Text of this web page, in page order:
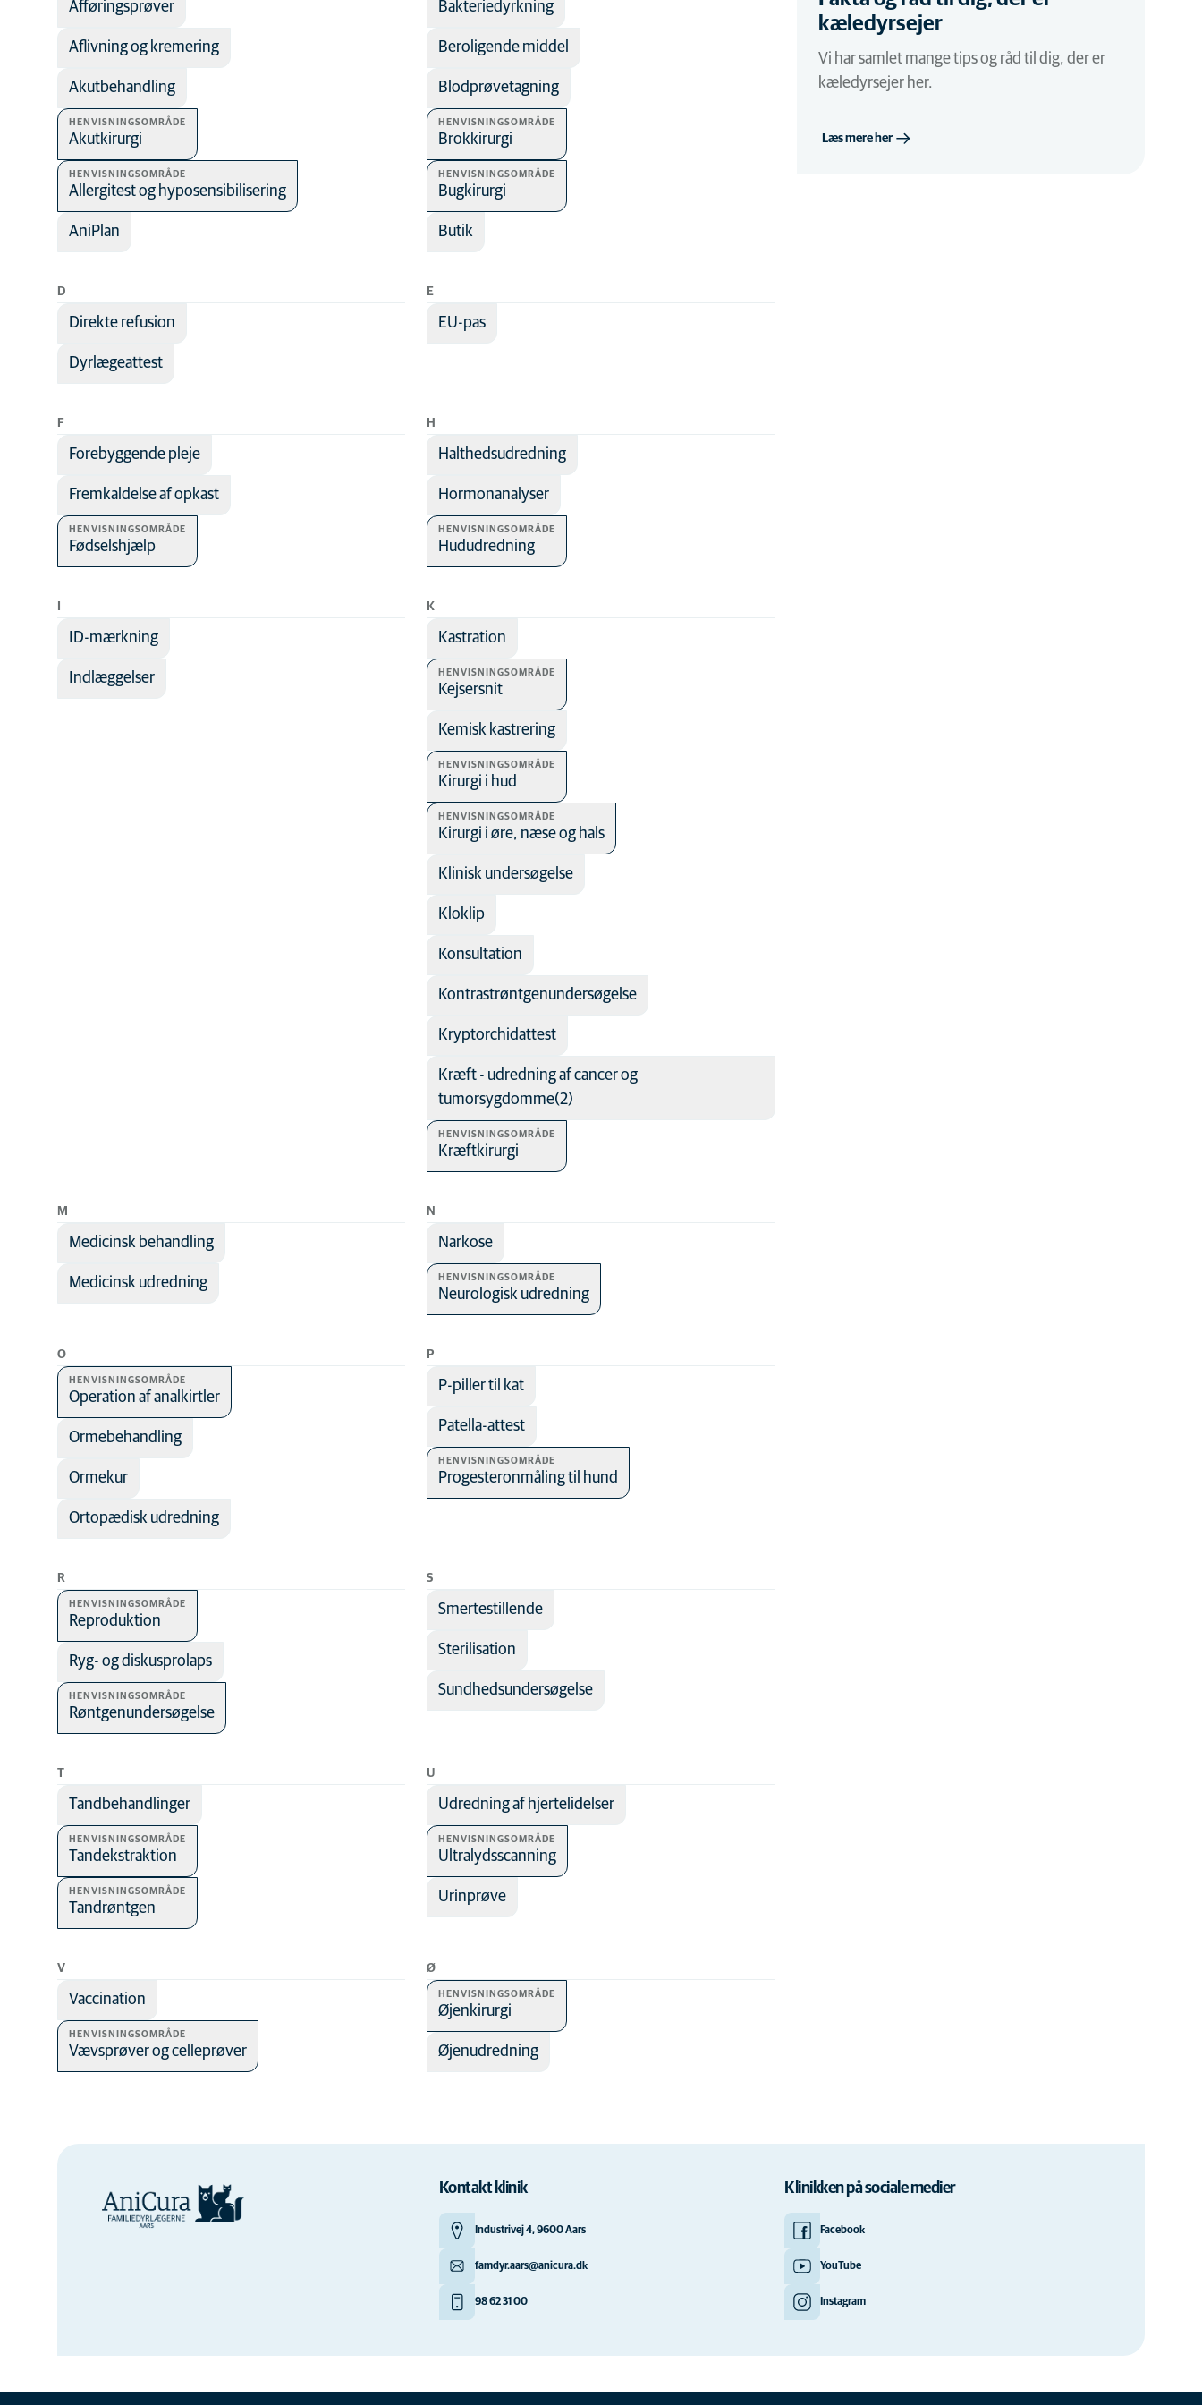
Hvalpe
Kanin
Kat
Killing
Seniorhund
Seniorkat
Afføringsprøver
Aflivning og kremering
Akutbehandling
HENVISNINGSOMRÅDE
Akutkirurgi
HENVISNINGSOMRÅDE
Allergitest og hyposensibilisering
AniPlan
Bakteriedyrkning
Beroligende middel
Blodprøvetagning
HENVISNINGSOMRÅDE
Brokkirurgi
HENVISNINGSOMRÅDE
Bugkirurgi
Butik
D
Direkte refusion
Dyrlægeattest
E
EU-pas
F
Forebyggende pleje
Fremkaldelse af opkast
HENVISNINGSOMRÅDE
Fødselshjælp
H
Halthedsudredning
Hormonanalyser
HENVISNINGSOMRÅDE
Hududredning
ID-mærkning
Indlæggelser
K
Kastration
HENVISNINGSOMRÅDE
Kejsersnit
Kemisk kastrering
HENVISNINGSOMRÅDE
Kirurgi i hud
HENVISNINGSOMRÅDE
Kirurgi i øre, næse og hals
Klinisk undersøgelse
Kloklip
Konsultation
Kontrastrøntgenundersøgelse
Kryptorchidattest
Kræft - udredning af cancer og
tumorsygdomme(2)
HENVISNINGSOMRÅDE
Kræftkirurgi
M
Medicinsk behandling
Medicinsk udredning
N
Narkose
HENVISNINGSOMRÅDE
Neurologisk udredning
O
HENVISNINGSOMRÅDE
Operation af analkirtler
Ormebehandling
Ormekur
Ortopædisk udredning
P
P-piller til kat
Patella-attest
HENVISNINGSOMRÅDE
Progesteronmåling til hund
R
HENVISNINGSOMRÅDE
Reproduktion
Ryg- og diskusprolaps
HENVISNINGSOMRÅDE
Røntgenundersøgelse
S
Smertestillende
Sterilisation
Sundhedsundersøgelse
T
Tandbehandlinger
HENVISNINGSOMRÅDE
Tandekstraktion
HENVISNINGSOMRÅDE
Tandrøntgen
U
Udredning af hjertelidelser
HENVISNINGSOMRÅDE
Ultralydsscanning
Urinprøve
V
Vaccination
HENVISNINGSOMRÅDE
Vævsprøver og celleprøver
Ø
HENVISNINGSOMRÅDE
Øjenkirurgi
Øjenudredning
kæledyrsejer
Vi har samlet mange tips og råd til dig, der er
kæledyrsejer her.
Læs mere her
Kontakt klinik
Industrivej 4, 9600 Aars
famdyr.aars@anicura.dk
98 62 31 00
Klinikken på sociale medier
Facebook
YouTube
Instagram